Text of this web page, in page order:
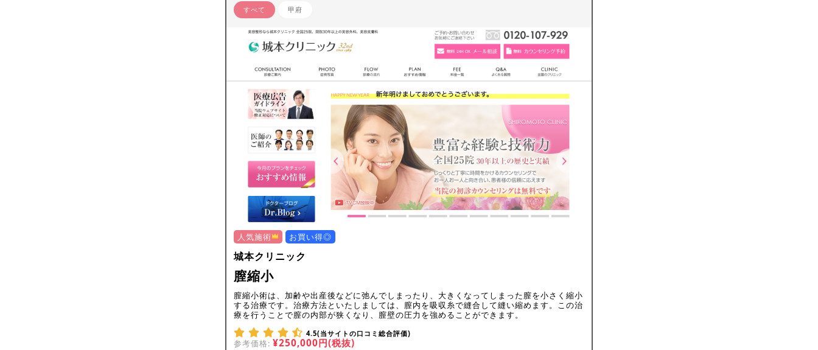
すべて 甲府
人気施術 お買い得◎
城本クリニック
膣縮小
膣縮小術は、加齢や出産後などに弛んでしまったり、大きくなってしまった膣を小さく縮小
する治療です。治療方法といたしましては、膣内を吸収糸で縫合して縫い縮めます。この治
療を行うことで膣の内部が狭くなり、膣壁の圧力を強めることができます。
4.5(当サイトの口コミ総合評価)
参考価格: ¥250,000円(税抜)